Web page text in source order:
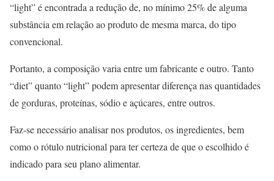
“light” é encontrada a redução de, no mínimo 25% de alguma
substância em relação ao produto de mesma marca, do tipo
convencional.
Portanto, a composição varia entre um fabricante e outro. Tanto
“diet” quanto “light” podem apresentar diferença nas quantidades
de gorduras, proteínas, sódio e açúcares, entre outros.
Faz-se necessário analisar nos produtos, os ingredientes, bem
como o rótulo nutricional para ter certeza de que o escolhido é
indicado para seu plano alimentar.